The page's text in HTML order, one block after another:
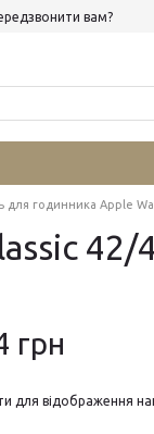
вам?
для годинника Apple
грн
для відображення